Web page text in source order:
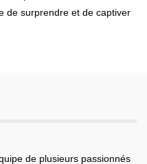
de surprendre et de captiver
de plusieurs passionnés